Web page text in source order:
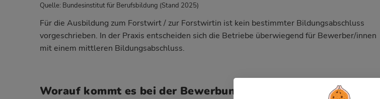
Quelle: Bundesinstitut für Berufsbildung (Stand 2025)
Für die Ausbildung zum Forstwirt / zur Forstwirtin ist kein bestimmter Bildungsabschluss
vorgeschrieben. In der Praxis entscheiden sich die Betriebe überwiegend für Bewerber/innen
mit einem mittleren Bildungsabschluss.
Worauf kommt es bei der Bewerbung an?